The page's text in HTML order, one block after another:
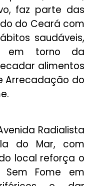
faz parte das
do Ceará com
saudáveis,
em torno da
alimentos
Arrecadação do
Radialista
do Mar, com
local reforça o
Sem Fome em